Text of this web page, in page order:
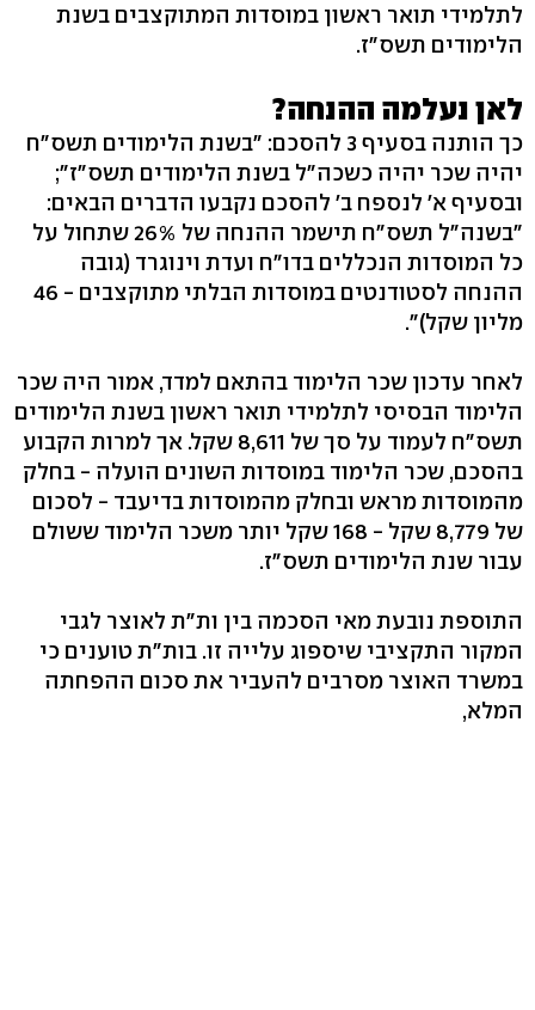
לתלמידי תואר ראשון במוסדות המתוקצבים בשנת
הלימודים תשס"ז.
לאן נעלמה ההנחה?
כך הותנה בסעיף 3 להסכם: "בשנת הלימודים תשס"ח
יהיה שכר יהיה כשכה"ל בשנת הלימודים תשס"ז";
ובסעיף א' לנספח ב' להסכם נקבעו הדברים הבאים:
"בשנה"ל תשס"ח תישמר ההנחה של 26% שתחול על
כל המוסדות הנכללים בדו"ח ועדת וינוגרד (גובה
ההנחה לסטודנטים במוסדות הבלתי מתוקצבים - 46
מליון שקל)".
לאחר עדכון שכר הלימוד בהתאם למדד, אמור היה שכר
הלימוד הבסיסי לתלמידי תואר ראשון בשנת הלימודים
תשס"ח לעמוד על סך של 8,611 שקל. אך למרות הקבוע
בהסכם, שכר הלימוד במוסדות השונים הועלה - בחלק
מהמוסדות מראש ובחלק מהמוסדות בדיעבד - לסכום
של 8,779 שקל - 168 שקל יותר משכר הלימוד ששולם
עבור שנת הלימודים תשס"ז.
התוספת נובעת מאי הסכמה בין ות"ת לאוצר לגבי
המקור התקציבי שיספוג עלייה זו. בות"ת טוענים כי
במשרד האוצר מסרבים להעביר את סכום ההפחתה
המלא,